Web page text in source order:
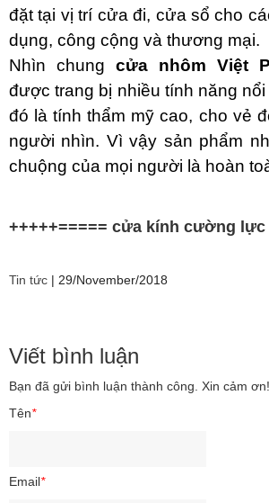
đặt tại vị trí cửa đi, cửa sổ cho
dụng, công cộng và thương mại.
Nhìn chung cửa nhôm Việt
được trang bị nhiều tính năng
đó là tính thẩm mỹ cao, cho vẻ
người nhìn. Vì vậy sản phẩm
chuộng của mọi người là hoàn
+++++===== cửa kính cường lực
Tin tức | 29/November/2018
Viết bình luận
Bạn đã gửi bình luận thành công. Xin cảm ơn!
Tên*
Email*